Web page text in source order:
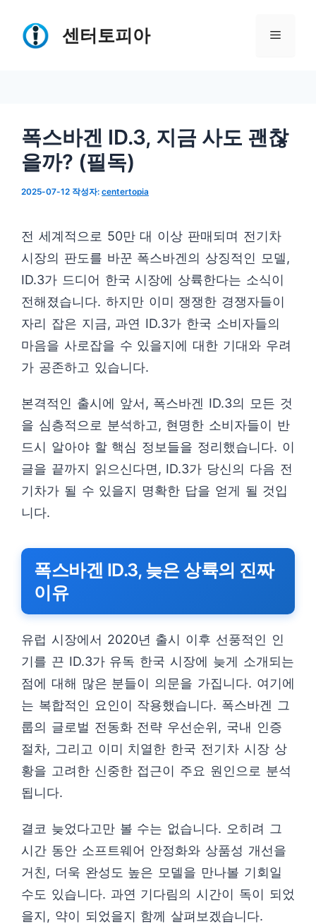
센터토피아 메
폭스바겐 ID.3, 지금 사도 괜찮
을까? (필독)
2025-07-12 작성자: centertopia
전 세계적으로 50만 대 이상 판매되며 전기차
시장의 판도를 바꾼 폭스바겐의 상징적인 모델,
ID.3가 드디어 한국 시장에 상륙한다는 소식이
전해졌습니다. 하지만 이미 쟁쟁한 경쟁자들이
자리 잡은 지금, 과연 ID.3가 한국 소비자들의
마음을 사로잡을 수 있을지에 대한 기대와 우려
가 공존하고 있습니다.
본격적인 출시에 앞서, 폭스바겐 ID.3의 모든 것
을 심층적으로 분석하고, 현명한 소비자들이 반
드시 알아야 할 핵심 정보들을 정리했습니다. 이
글을 끝까지 읽으신다면, ID.3가 당신의 다음 전
기차가 될 수 있을지 명확한 답을 얻게 될 것입
니다.
폭스바겐 ID.3, 늦은 상륙의 진짜
이유
유럽 시장에서 2020년 출시 이후 선풍적인 인
기를 끈 ID.3가 유독 한국 시장에 늦게 소개되는
점에 대해 많은 분들이 의문을 가집니다. 여기에
는 복합적인 요인이 작용했습니다. 폭스바겐 그
룹의 글로벌 전동화 전략 우선순위, 국내 인증
절차, 그리고 이미 치열한 한국 전기차 시장 상
황을 고려한 신중한 접근이 주요 원인으로 분석
됩니다.
결코 늦었다고만 볼 수는 없습니다. 오히려 그
시간 동안 소프트웨어 안정화와 상품성 개선을
거친, 더욱 완성도 높은 모델을 만나볼 기회일
수도 있습니다. 과연 기다림의 시간이 독이 되었
을지, 약이 되었을지 함께 살펴보겠습니다.